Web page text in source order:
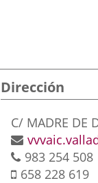
Dirección
Postal
address
C/ MADRE DE
Email
Phones
983 254 508
Mobile
658 228 619